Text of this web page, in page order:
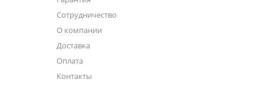
Сотрудничество
О компании
Доставка
Оплата
Контакты